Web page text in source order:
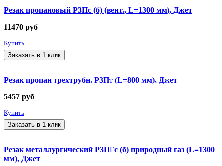
Резак пропановый Р3Пс (б) (вент., L=1300 мм), Джет
11470 руб
Купить
Заказать в 1 клик
Резак пропан трехтрубн. Р3Пт (L=800 мм), Джет
5457 руб
Купить
Заказать в 1 клик
Резак металлургический Р3ПГс (б) природный газ (L=1300
мм), Джет